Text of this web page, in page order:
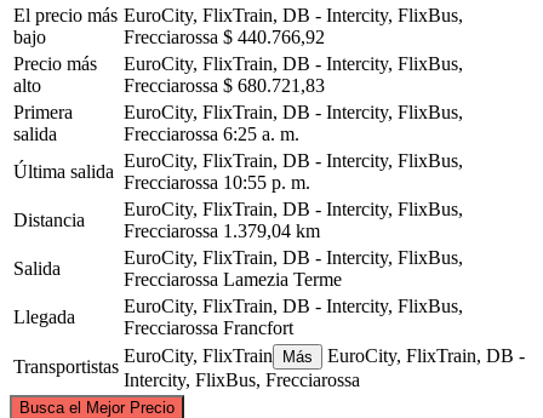
El precio más
bajo
EuroCity, FlixTrain, DB - Intercity, FlixBus,
Frecciarossa $ 440.766,92
Precio más
alto
EuroCity, FlixTrain, DB - Intercity, FlixBus,
Frecciarossa $ 680.721,83
Primera
salida
EuroCity, FlixTrain, DB - Intercity, FlixBus,
Frecciarossa 6:25 a. m.
Última salida
EuroCity, FlixTrain, DB - Intercity, FlixBus,
Frecciarossa 10:55 p. m.
Distancia
EuroCity, FlixTrain, DB - Intercity, FlixBus,
Frecciarossa 1.379,04 km
Salida
EuroCity, FlixTrain, DB - Intercity, FlixBus,
Frecciarossa Lamezia Terme
Llegada
EuroCity, FlixTrain, DB - Intercity, FlixBus,
Frecciarossa Francfort
Transportistas
EuroCity, FlixTrain Más
EuroCity, FlixTrain, DB -
Intercity, FlixBus, Frecciarossa
Busca el Mejor Precio
©CARTO, ©OpenStreetMap